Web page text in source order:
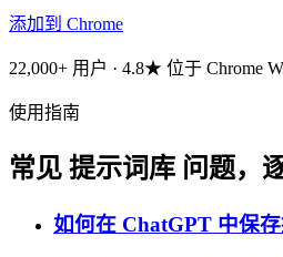
添加到 Chrome
22,000+ 用户 · 4.8★ 位于 Chrome
使用指南
常见 提示词库 问题，
如何在 ChatGPT 中保存